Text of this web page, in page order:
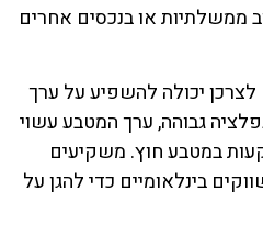
ממשלתיות או בנכסים אחרים
לצרכן יכולה להשפיע על ערך
גבוהה, ערך המטבע עשוי
במטבע חוץ. משקיעים
בינלאומיים כדי להגן על